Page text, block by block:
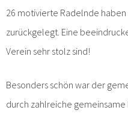
26 motivierte Radelnde
zurückgelegt. Eine
Verein sehr stolz sind!
Besonders schön war der
durch zahlreiche